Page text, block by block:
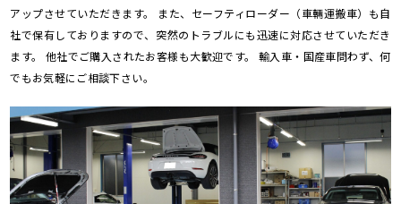
アップさせていただきます。 また、セーフティローダー（車輛運搬車）も自
社で保有しておりますので、突然のトラブルにも迅速に対応させていただき
ます。 他社でご購入されたお客様も大歓迎です。 輸入車・国産車問わず、何
でもお気軽にご相談下さい。